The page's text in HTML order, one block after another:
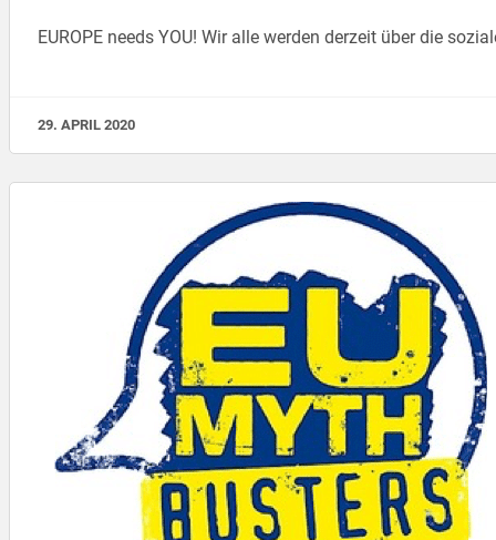
EUROPE needs YOU! Wir alle werden derzeit über die
29. APRIL 2020